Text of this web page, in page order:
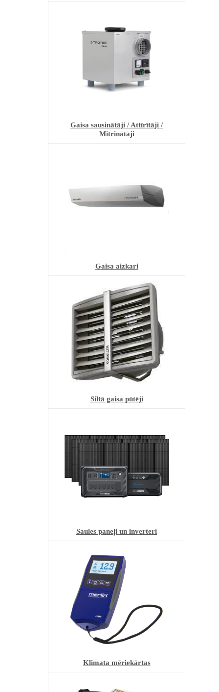
Gaisa sausinātāji / Attīrītāji /
Mitrinātāji
Gaisa aizkari
Siltā gaisa pūtēji
Saules paneļi un inverteri
Klimata mēriekārtas